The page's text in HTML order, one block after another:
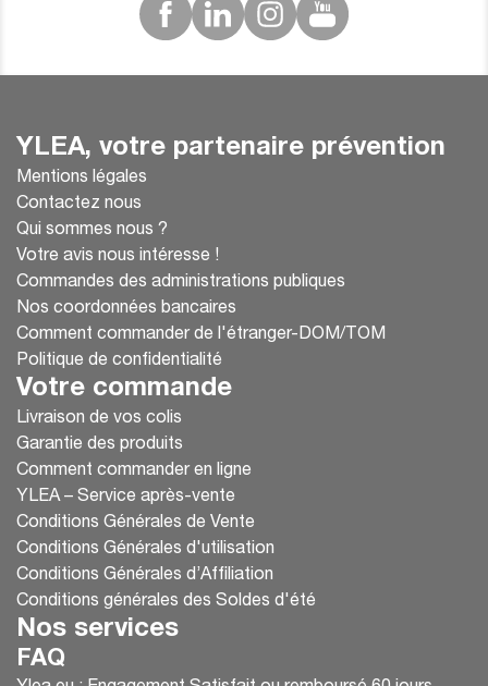
YLEA, votre partenaire prévention
Mentions légales
Contactez nous
Qui sommes nous ?
Votre avis nous intéresse !
Commandes des administrations publiques
Nos coordonnées bancaires
Comment commander de l'étranger-DOM/TOM
Politique de confidentialité
Votre commande
Livraison de vos colis
Garantie des produits
Comment commander en ligne
YLEA – Service après-vente
Conditions Générales de Vente
Conditions Générales d'utilisation
Conditions Générales d’Affiliation
Conditions générales des Soldes d'été
Nos services
FAQ